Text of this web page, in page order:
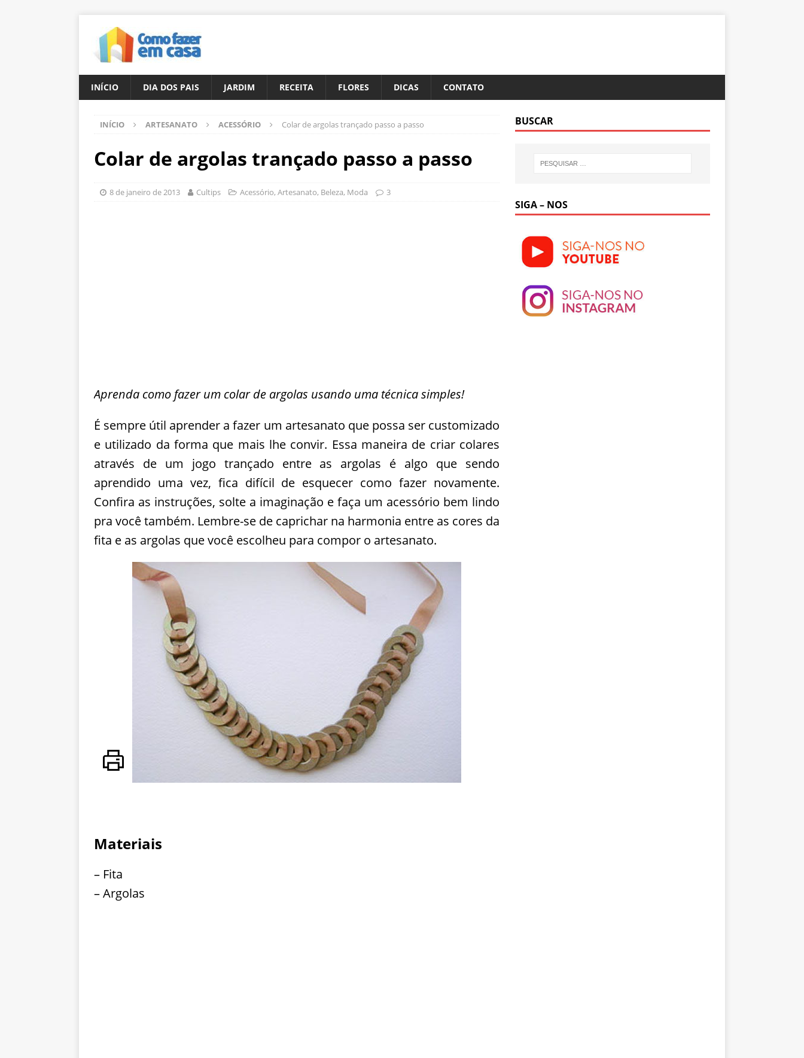
INÍCIO DIA DOS PAIS JARDIM RECEITA FLORES DICAS CONTATO
INÍCIO ARTESANATO ACESSÓRIO Colar de argolas trançado passo a passo
Colar de argolas trançado passo a passo
8 de janeiro de 2013 Cultips Acessório, Artesanato, Beleza, Moda 3
Aprenda como fazer um colar de argolas usando uma técnica simples!
É sempre útil aprender a fazer um artesanato que possa ser customizado
e utilizado da forma que mais lhe convir. Essa maneira de criar colares
através de um jogo trançado entre as argolas é algo que sendo
aprendido uma vez, fica difícil de esquecer como fazer novamente.
Confira as instruções, solte a imaginação e faça um acessório bem lindo
pra você também. Lembre-se de caprichar na harmonia entre as cores da
fita e as argolas que você escolheu para compor o artesanato.
Materiais
– Fita
– Argolas
BUSCAR
SIGA – NOS